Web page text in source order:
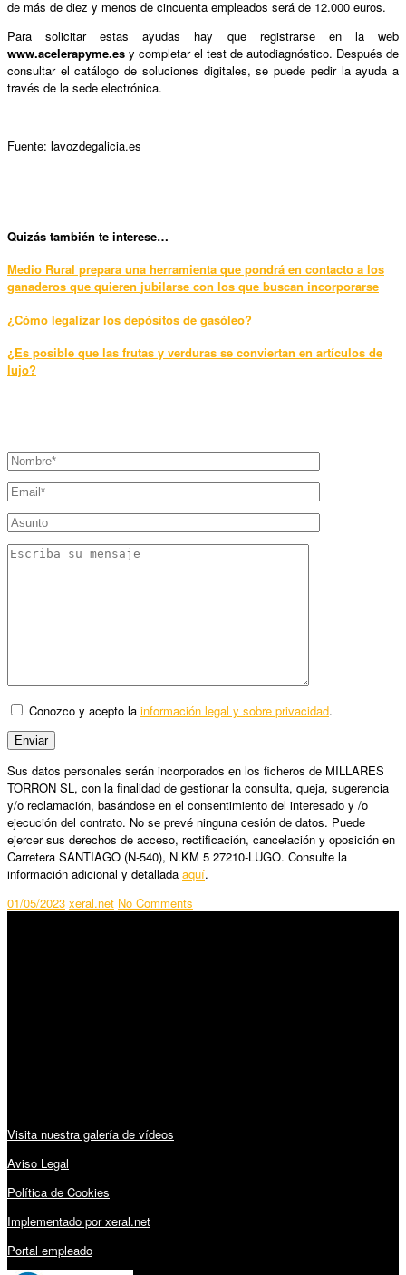
de más de diez y menos de cincuenta empleados será de 12.000 euros.
Para solicitar estas ayudas hay que registrarse en la web
www.acelerapyme.es y completar el test de autodiagnóstico. Después de
consultar el catálogo de soluciones digitales, se puede pedir la ayuda a
través de la sede electrónica.
Fuente: lavozdegalicia.es
Quizás también te interese…
Medio Rural prepara una herramienta que pondrá en contacto a los
ganaderos que quieren jubilarse con los que buscan incorporarse
¿Cómo legalizar los depósitos de gasóleo?
¿Es posible que las frutas y verduras se conviertan en artículos de
lujo?
Conozco y acepto la información legal y sobre privacidad.
Sus datos personales serán incorporados en los ficheros de MILLARES
TORRON SL, con la finalidad de gestionar la consulta, queja, sugerencia
y/o reclamación, basándose en el consentimiento del interesado y /o
ejecución del contrato. No se prevé ninguna cesión de datos. Puede
ejercer sus derechos de acceso, rectificación, cancelación y oposición en
Carretera SANTIAGO (N-540), N.KM 5 27210-LUGO. Consulte la
información adicional y detallada aquí.
01/05/2023 xeral.net No Comments
Visita nuestra galería de vídeos
Aviso Legal
Política de Cookies
Implementado por xeral.net
Portal empleado